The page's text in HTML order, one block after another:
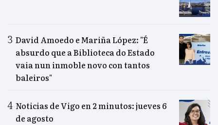
David Amoedo e Mariña López: "É
absurdo que a Biblioteca do Estado
vaia nun inmoble novo con tantos
baleiros"
Noticias de Vigo en 2 minutos: jueves 6
de agosto